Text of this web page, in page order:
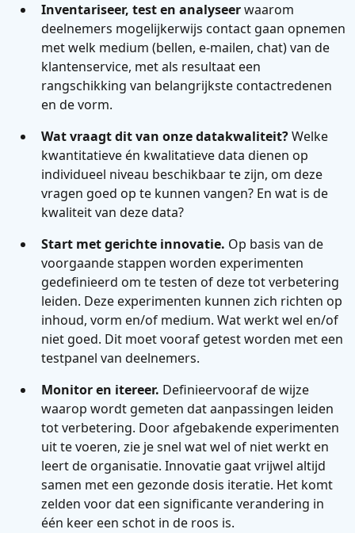
Inventariseer, test en analyseerwaarom
deelnemers mogelijkerwijs contact gaan opnemen
met welk medium (bellen, e-mailen, chat) van de
klantenservice, met als resultaat een
rangschikking van belangrijkste contactredenen
en de vorm.
Wat vraagt dit van onze datakwaliteit?Welke
kwantitatieve én kwalitatieve data dienen op
individueel niveau beschikbaar te zijn, om deze
vragen goed op te kunnen vangen? En wat is de
kwaliteit van deze data?
Start met gerichte innovatie. Op basis van de
voorgaande stappen worden experimenten
gedefinieerd om te testen of deze tot verbetering
leiden. Deze experimenten kunnen zich richten op
inhoud, vorm en/of medium. Wat werkt wel en/of
niet goed. Dit moet vooraf getest worden met een
testpanel van deelnemers.
Monitor en itereer. Definieervooraf de wijze
waarop wordt gemeten dat aanpassingen leiden
tot verbetering. Door afgebakende experimenten
uit te voeren, zie je snel wat wel of niet werkt en
leert de organisatie. Innovatie gaat vrijwel altijd
samen met een gezonde dosis iteratie. Het komt
zelden voor dat een significante verandering in
één keer een schot in de roos is.